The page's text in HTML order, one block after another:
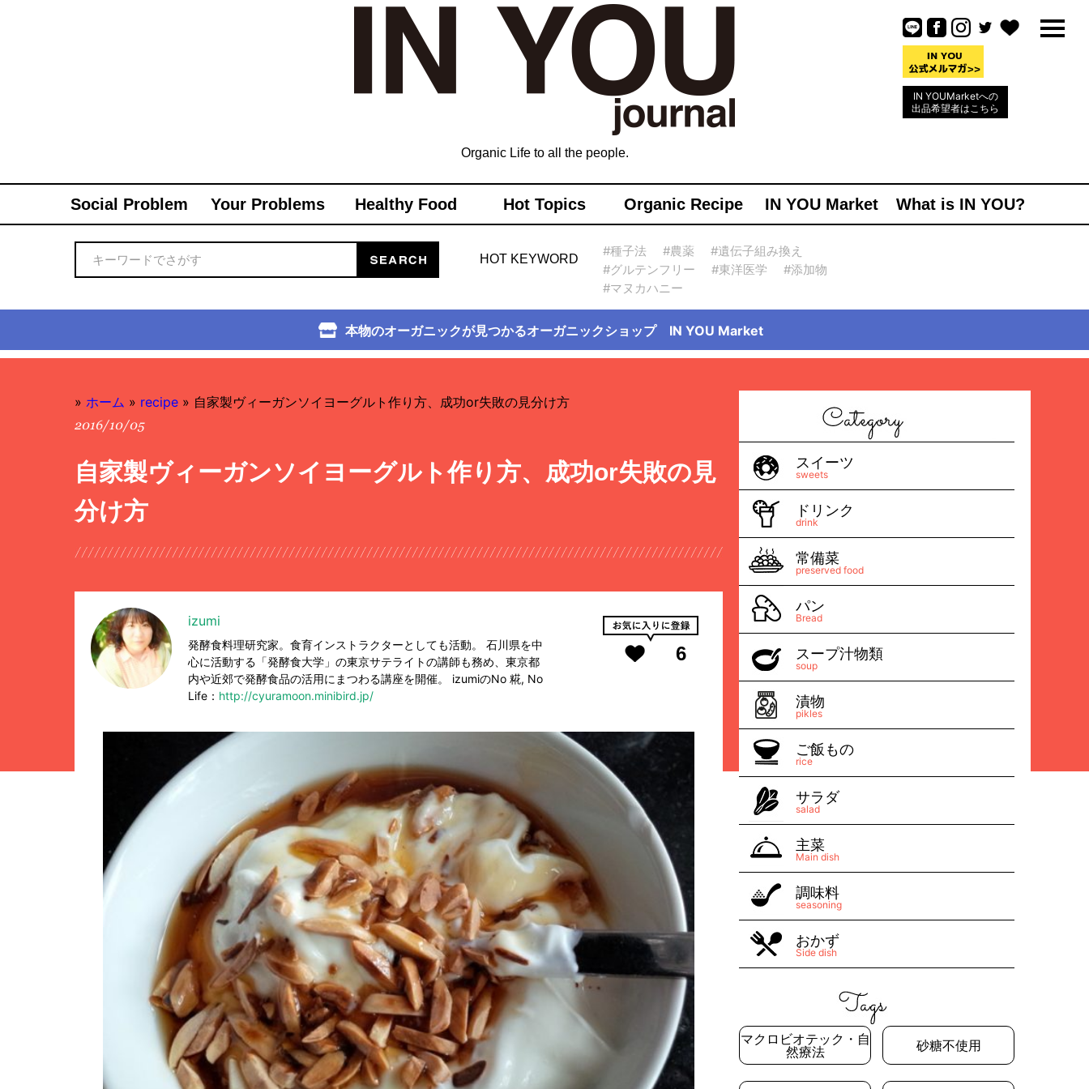
IN YOUMarketへの
出品希望者はこちら
Organic Life to all the people.
Social Problem Your Problems Healthy Food Hot Topics Organic Recipe IN YOU Market What is IN YOU?
HOT KEYWORD
#種子法 #農薬
#遺伝子組み換え
#グルテンフリー
#東洋医学
#添加物
#マヌカハニー
本物のオーガニックが見つかるオーガニックショップ IN YOU Market
» ホーム » recipe » 自家製ヴィーガンソイヨーグルト作り方、成功or失敗の見分け方
2016/10/05
自家製ヴィーガンソイヨーグルト作り方、成功or失敗の見
分け方
izumi
発酵食料理研究家。食育インストラクターとしても活動。 石川県を中
心に活動する「発酵食大学」の東京サテライトの講師も務め、東京都
内や近郊で発酵食品の活用にまつわる講座を開催。 izumiのNo 糀, No
Life： http://cyuramoon.minibird.jp/
6
スイーツ
sweets
ドリンク
drink
常備菜
preserved food
パン
Bread
スープ汁物類
soup
漬物
pikles
ご飯もの
rice
サラダ
salad
主菜
Main dish
調味料
seasoning
おかず
Side dish
マクロビオテック・自
然療法
砂糖不使用